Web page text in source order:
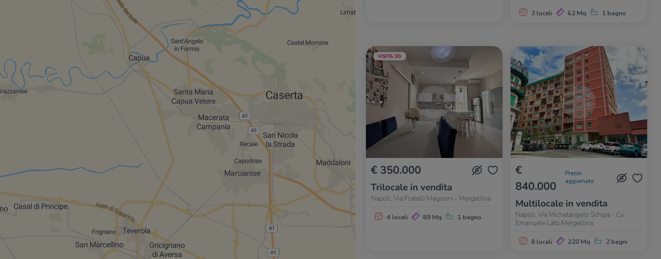
3 locali 62 Mq 1 bagno
VISITA 3D
€ 350.000
Trilocale in vendita
Napoli, Via Fratelli Magnoni - Mergellina
4 locali 89 Mq 1 bagno
€
840.000
Prezzo
aggiornato
Multilocale in vendita
Napoli, Via Michelangelo Schipa - Cv
Emanuele Lato Mergellina
8 locali 220 Mq 2 bagni